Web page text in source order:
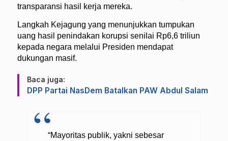
transparansi hasil kerja mereka.
Langkah Kejagung yang menunjukkan tumpukan
uang hasil penindakan korupsi senilai Rp6,6 triliun
kepada negara melalui Presiden mendapat
dukungan masif.
Baca juga:
DPP Partai NasDem Batalkan PAW Abdul Salam
“Mayoritas publik, yakni sebesar